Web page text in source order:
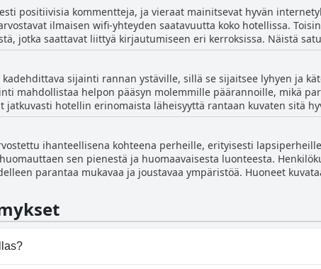
henkilökuntaa suositellaan lämpimästi heidän ammattitaitonsa
asiakaskokemukseen.
positiivisia kommentteja, ja vieraat mainitsevat hyvän
ilmaisen wifi-yhteyden saatavuutta koko hotellissa.
jotka saattavat liittyä kirjautumiseen eri kerroksissa. Näistä
tarjoaa luotettavan wifi-palvelun.
sijainti rannan ystäville, sillä se sijaitsee lyhyen ja
mahdollistaa helpon pääsyn molemmille päärannoille, mikä
jatkuvasti hotellin erinomaista läheisyyttä rantaan kuvaten sitä
myös sen vetovoimaa, tehden siitä ihanteellisen valinnan
Kaiken kaikkiaan hotellin strateginen sijoittelu lähelle eri rantoja
ihanteellisena kohteena perheille, erityisesti
sen pienestä ja huomaavaisesta luonteesta.
parantaa mukavaa ja joustavaa ympäristöä. Huoneet
niille, jotka etsivät perhekeskeistä lomaa.